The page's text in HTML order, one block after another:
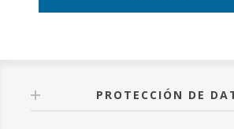
PROTECCIÓN DE